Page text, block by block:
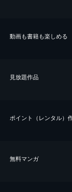
動画も書籍も楽しめる
⾒放題作品
ポイント（レンタル）
無料マンガ